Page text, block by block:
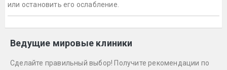
или остановить его ослабление.
Ведущие мировые клиники
Сделайте правильный выбор! Получите рекомендации по